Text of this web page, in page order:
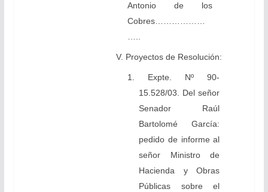
Antonio de los
Cobres………………
…..
V. Proyectos de Resolución:
1. Expte. Nº 90-
15.528/03. Del señor
Senador Raúl
Bartolomé García:
pedido de informe al
señor Ministro de
Hacienda y Obras
Públicas sobre el